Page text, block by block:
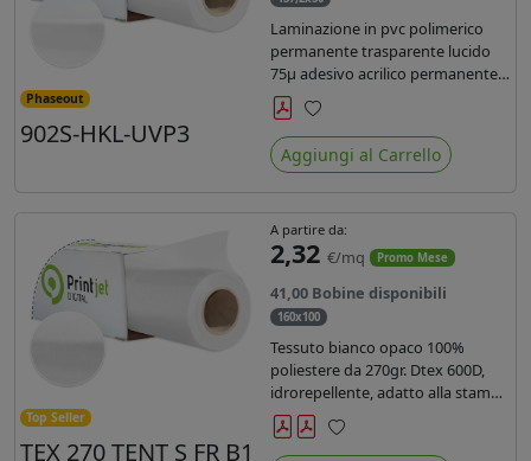
Phaseout
902S-HKL-UVP3
Laminazione in pvc polimerico
permanente trasparente lucido
75µ adesivo acrilico permanente
durata 5 anni con filtro uv, carta
kraft. Ideale per stampe con
inchiostro ecosolvente, UV e latex.
Preferiti
Aggiungi al Carrello
Top Seller
TEX 270 TENT S FR B1
A partire da:
2,32 €/mq Promo Mese
41,00 Bobine disponibili
160x100
Tessuto bianco opaco 100%
poliestere da 270gr. Dtex 600D,
idrorepellente, adatto alla stampa
solvente, ecosolvente, uv, latex (di
terza generazione). Ideale per
Preferiti